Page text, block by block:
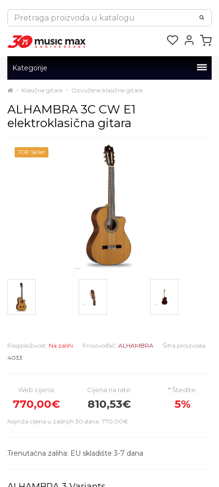
Kategorije
Klasične gitare Ozvučene klasične gitare
ALHAMBRA 3C CW E1
elektroklasična gitara
TOP Seller
Raspoloživost: Na zalihi Proizvođač: ALHAMBRA
Šifra proizvoda:
4033
Web cijena:
770,00€
Cijena na rate:
810,53€
* Štedite:
5%
Najniža cijena u zadnjih 30 dana: 770,00€
Trenutačna zaliha: EU skladište 3-7 dana